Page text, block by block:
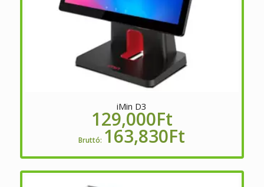
iMin D3
129,000Ft
Bruttó: 163,830Ft